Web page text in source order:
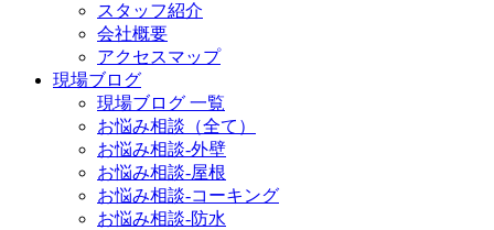
スタッフ紹介
会社概要
アクセスマップ
現場ブログ
現場ブログ 一覧
お悩み相談（全て）
お悩み相談-外壁
お悩み相談-屋根
お悩み相談-コーキング
お悩み相談-防水